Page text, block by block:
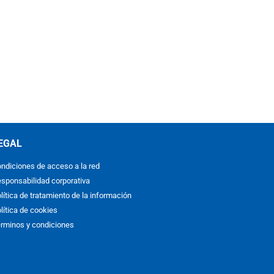
de acceso a la red
corporativa
de tratamiento de la información
de cookies
y condiciones